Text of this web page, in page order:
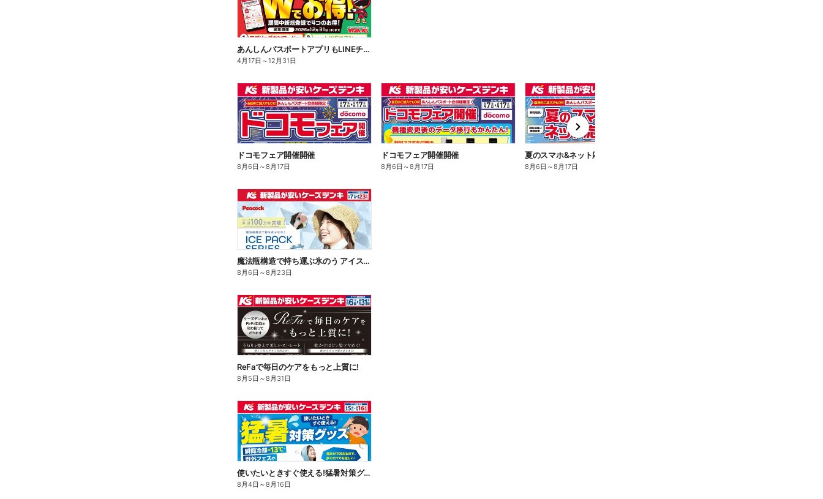
あんしんパスポートアプリもLINEチラシもWでお得!
4月17日 ～12月31日
ドコモフェア開催開催
8月6日 ～8月17日
ドコモフェア開催開催
8月6日 ～8月17日
夏のスマホ&ネット応援フェア
8月6日 ～8月17日
n
e
x
t
魔法瓶構造で持ち運ぶ氷のう アイスパックシリーズ
8月6日 ～8月23日
ReFaで毎日のケアをもっと上質に!
8月5日 ～8月31日
使いたいときすぐ使える!猛暑対策グッズ
8月4日 ～8月16日